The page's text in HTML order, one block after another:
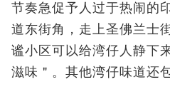
节奏急促予人过于热闹的
道东街角，走上圣佛兰士
谧小区可以给湾仔人静下
滋味＂。其他湾仔味道还